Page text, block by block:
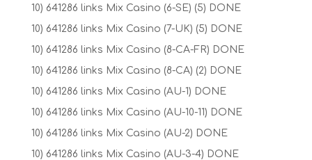
10) 641286 links Mix Casino (6-SE) (5) DONE
10) 641286 links Mix Casino (7-UK) (5) DONE
10) 641286 links Mix Casino (8-CA-FR) DONE
10) 641286 links Mix Casino (8-CA) (2) DONE
10) 641286 links Mix Casino (AU-1) DONE
10) 641286 links Mix Casino (AU-10-11) DONE
10) 641286 links Mix Casino (AU-2) DONE
10) 641286 links Mix Casino (AU-3-4) DONE